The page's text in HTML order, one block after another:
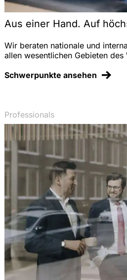
Aus einer Hand. Auf
Wir beraten nationale und
allen wesentlichen Gebieten
Schwerpunkte ansehen
Professionals